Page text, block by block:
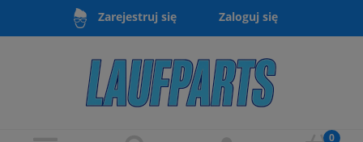
Zarejestruj się Zaloguj się